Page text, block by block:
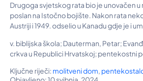
Drugoga svjetskog rata bio je unovačen u
poslan na Istočno bojište. Nakon rata
Austriji i 1949. odselio u Kanadu gdje je i
v. biblijska škola; Dauterman, Petar;
crkva u Republici Hrvatskoj; pentekostni
Ključne riječi: molitveni dom,